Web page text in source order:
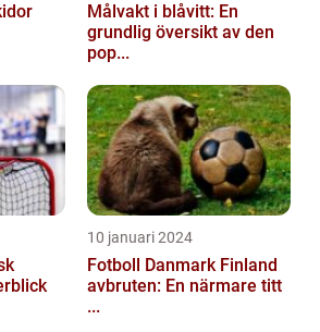
Målvakt i blåvitt: En
grundlig översikt av den
pop...
10 januari 2024
Fotboll Danmark Finland
avbruten: En närmare titt
...